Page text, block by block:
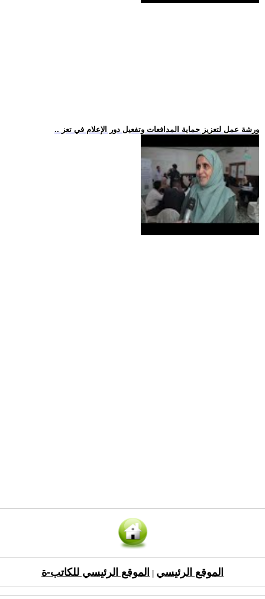
.. ورشة عمل لتعزيز حماية المدافعات وتفعيل دور الإعلام في تعز
الموقع الرئيسي الموقع الرئيسي للكاتب-ة